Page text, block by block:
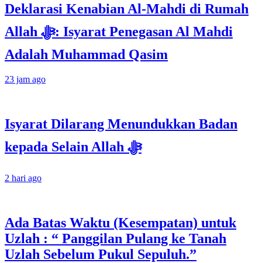
Deklarasi Kenabian Al-Mahdi di Rumah
Allah ﷻ: Isyarat Penegasan Al Mahdi
Adalah Muhammad Qasim
23 jam ago
Isyarat Dilarang Menundukkan Badan
kepada Selain Allah ﷻ
2 hari ago
Ada Batas Waktu (Kesempatan) untuk
Uzlah : “ Panggilan Pulang ke Tanah
Uzlah Sebelum Pukul Sepuluh.”